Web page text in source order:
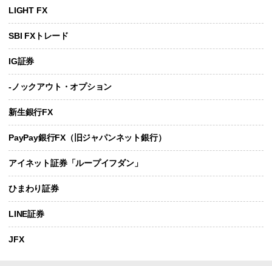
LIGHT FX
SBI FXトレード
IG証券
-ノックアウト・オプション
新生銀行FX
PayPay銀行FX（旧ジャパンネット銀行）
アイネット証券「ループイフダン」
ひまわり証券
LINE証券
JFX